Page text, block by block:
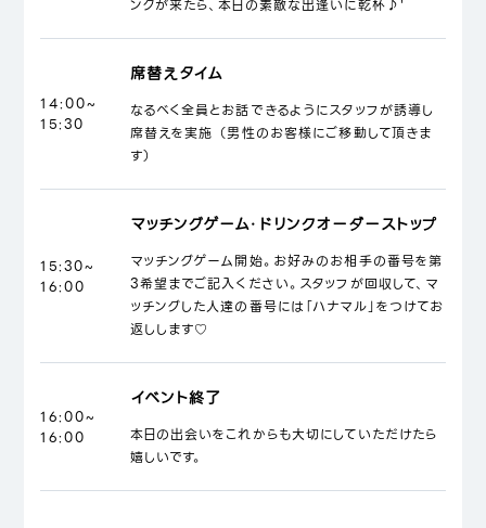
ンクが来たら、本日の素敵な出逢いに乾杯♪'
14:00~
15:30
席替えタイム
なるべく全員とお話できるようにスタッフが誘導し
席替えを実施 （男性のお客様にご移動して頂きま
す）
15:30~
16:00
マッチングゲーム・ドリンクオーダーストップ
マッチングゲーム開始。お好みのお相手の番号を第
3希望までご記入ください。スタッフが回収して、マ
ッチングした人達の番号には「ハナマル」をつけてお
返しします♡
16:00~
16:00
イベント終了
本日の出会いをこれからも大切にしていただけたら
嬉しいです。